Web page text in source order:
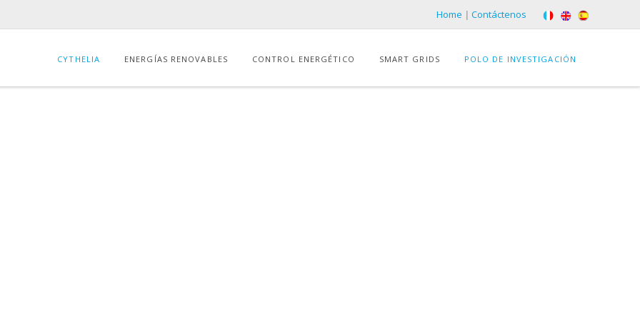
Home | Contáctenos
CYTHELIA ENERGÍAS RENOVABLES CONTROL ENERGÉTICO SMART GRIDS POLO DE INVESTIGACIÓN